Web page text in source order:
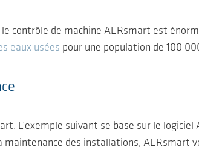
contrôle de machine AERsmart est
eaux usées pour une population de 100
L’exemple suivant se base sur le
maintenance des installations, AERsmart